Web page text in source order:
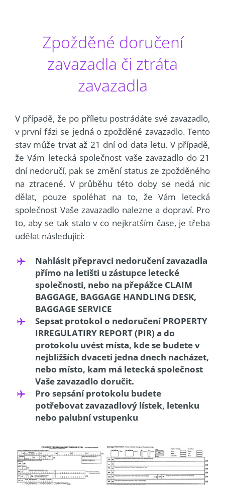
Zpožděné doručení
zavazadla či ztráta
zavazadla
V případě, že po příletu postrádáte své zavazadlo,
v první fázi se jedná o zpožděné zavazadlo. Tento
stav může trvat až 21 dní od data letu. V případě,
že Vám letecká společnost vaše zavazadlo do 21
dní nedoručí, pak se změní status ze zpožděného
na ztracené. V průběhu této doby se nedá nic
dělat, pouze spoléhat na to, že Vám letecká
společnost Vaše zavazadlo nalezne a dopraví. Pro
to, aby se tak stalo v co nejkratším čase, je třeba
udělat následující:
Nahlásit přepravci nedoručení zavazadla
přímo na letišti u zástupce letecké
společnosti, nebo na přepážce CLAIM
BAGGAGE, BAGGAGE HANDLING DESK,
BAGGAGE SERVICE
Sepsat protokol o nedoručení PROPERTY
IRREGULATIRY REPORT (PIR) a do
protokolu uvést místa, kde se budete v
nejbližších dvaceti jedna dnech nacházet,
nebo místo, kam má letecká společnost
Vaše zavazadlo doručit.
Pro sepsání protokolu budete
potřebovat zavazadlový lístek, letenku
nebo palubní vstupenku